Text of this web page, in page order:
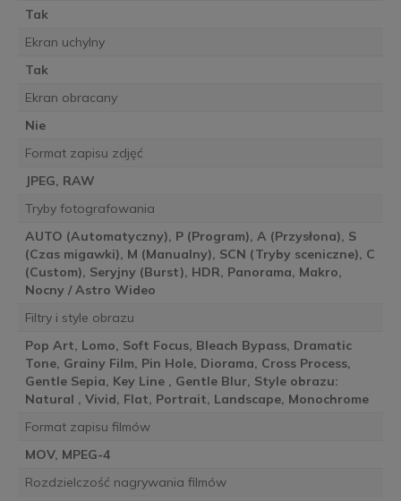
Tak
Ekran uchylny
Tak
Ekran obracany
Nie
Format zapisu zdjęć
JPEG, RAW
Tryby fotografowania
AUTO (Automatyczny), P (Program), A (Przysłona), S
(Czas migawki), M (Manualny), SCN (Tryby sceniczne), C
(Custom), Seryjny (Burst), HDR, Panorama, Makro,
Nocny / Astro Wideo
Filtry i style obrazu
Pop Art, Lomo, Soft Focus, Bleach Bypass, Dramatic
Tone, Grainy Film, Pin Hole, Diorama, Cross Process,
Gentle Sepia, Key Line , Gentle Blur, Style obrazu:
Natural , Vivid, Flat, Portrait, Landscape, Monochrome
Format zapisu filmów
MOV, MPEG-4
Rozdzielczość nagrywania filmów